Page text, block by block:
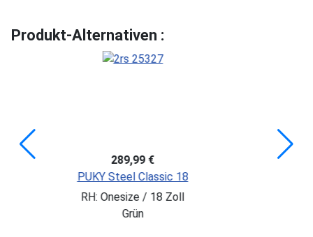
Produkt-Alternativen :
289,99 €
Steel Classic 18
Onesize / 18 Zoll